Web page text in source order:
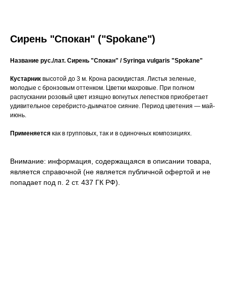
Сирень "Спокан" ("Spokane")
Название рус./лат. Сирень "Спокан" / Syringa vulgaris "Spokane"
Кустарник высотой до 3 м. Крона раскидистая. Листья зеленые,
молодые с бронзовым оттенком. Цветки махровые. При полном
распускании розовый цвет изящно вогнутых лепестков приобретает
удивительное серебристо-дымчатое сияние. Период цветения — май-
июнь.
Применяется как в групповых, так и в одиночных композициях.
Внимание: информация, содержащаяся в описании товара,
является справочной (не является публичной офертой и не
попадает под п. 2 ст. 437 ГК РФ).